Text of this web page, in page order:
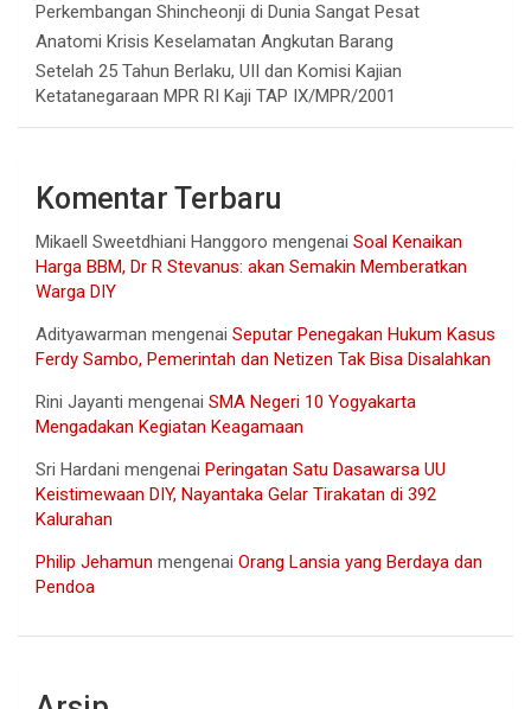
Perkembangan Shincheonji di Dunia Sangat Pesat
Anatomi Krisis Keselamatan Angkutan Barang
Setelah 25 Tahun Berlaku, UII dan Komisi Kajian
Ketatanegaraan MPR RI Kaji TAP IX/MPR/2001
Komentar Terbaru
Mikaell Sweetdhiani Hanggoro mengenai Soal Kenaikan
Harga BBM, Dr R Stevanus: akan Semakin Memberatkan
Warga DIY
Adityawarman mengenai Seputar Penegakan Hukum Kasus
Ferdy Sambo, Pemerintah dan Netizen Tak Bisa Disalahkan
Rini Jayanti mengenai SMA Negeri 10 Yogyakarta
Mengadakan Kegiatan Keagamaan
Sri Hardani mengenai Peringatan Satu Dasawarsa UU
Keistimewaan DIY, Nayantaka Gelar Tirakatan di 392
Kalurahan
Philip Jehamun mengenai Orang Lansia yang Berdaya dan
Pendoa